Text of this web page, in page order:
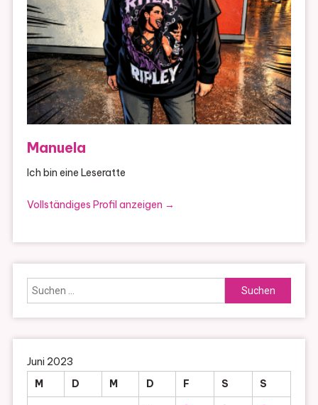
Manuela
Ich bin eine Leseratte
Vollständiges Profil anzeigen →
Suchen
nach:
Juni 2023
M
D M D F S
S